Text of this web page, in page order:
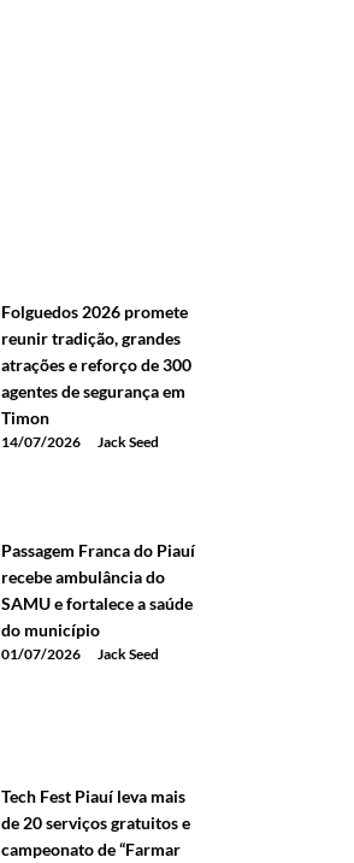
Folguedos 2026 promete
reunir tradição, grandes
atrações e reforço de 300
agentes de segurança em
Timon
14/07/2026 Jack Seed
Passagem Franca do Piauí
recebe ambulância do
SAMU e fortalece a saúde
do município
01/07/2026 Jack Seed
Tech Fest Piauí leva mais
de 20 serviços gratuitos e
campeonato de “Farmar